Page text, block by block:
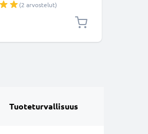
(2 arvostelut)
Tuoteturvallisuus